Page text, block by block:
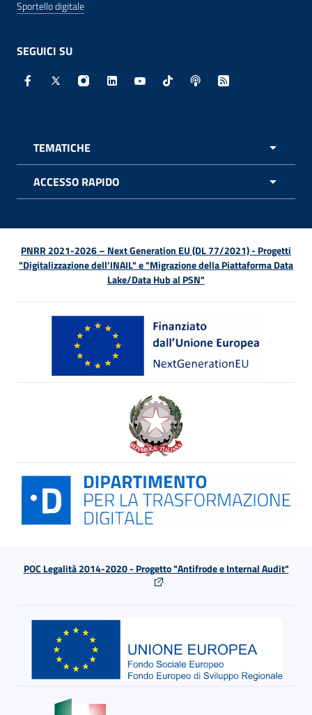
Sportello digitale
SEGUICI SU
Facebook - Sito esterno - Apertura in nuova finestra
X - Sito esterno - Apertura in nuova finestra
Instagram - Sito esterno - Apertura in
Linkedin - Sito esterno - Apertura in
Youtube - Sito esterno -
TikTok - Sito esterno -
Spreaker - Sito
Feed RSS -
TEMATICHE
ACCESSO RAPIDO
PNRR 2021-2026 – Next Generation EU (DL 77/2021) - Progetti
"Digitalizzazione dell’INAIL" e "Migrazione della Piattaforma Data
Lake/Data Hub al PSN"
POC Legalità 2014-2020 - Progetto "Antifrode e Internal Audit"